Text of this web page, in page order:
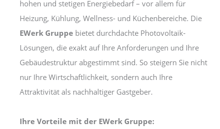
hohen und stetigen Energiebedarf – vor allem für
Heizung, Kühlung, Wellness- und Küchenbereiche. Die
EWerk Gruppe bietet durchdachte Photovoltaik-
Lösungen, die exakt auf Ihre Anforderungen und Ihre
Gebäudestruktur abgestimmt sind. So steigern Sie nicht
nur Ihre Wirtschaftlichkeit, sondern auch Ihre
Attraktivität als nachhaltiger Gastgeber.
Ihre Vorteile mit der EWerk Gruppe: